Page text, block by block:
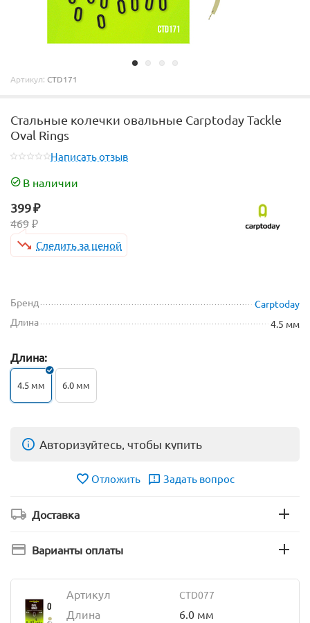
Артикул: CTD171
Стальные колечки овальные Carptoday Tackle
Oval Rings
Написать отзыв
В наличии
399₽
469 ₽
Следить за ценой
Бренд
Carptoday
Длина
4.5 мм
Длина:
4.5 мм 6.0 мм
Авторизуйтесь, чтобы купить
Отложить Задать вопрос
Доставка
Варианты оплаты
Артикул CTD077
Длина
6.0 мм